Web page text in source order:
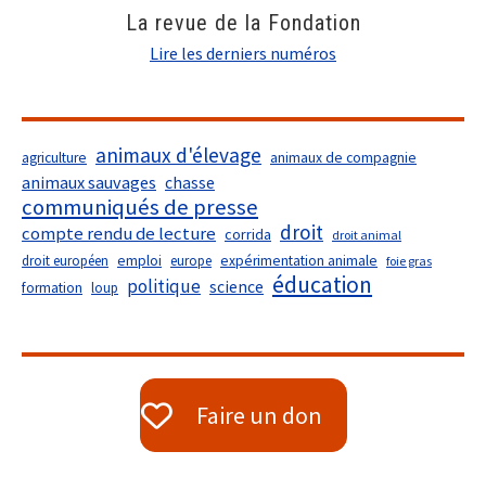
La revue de la Fondation
Lire les derniers numéros
agriculture animaux d'élevage animaux de compagnie
animaux sauvages chasse
communiqués de presse
compte rendu de lecture corrida droit droit animal
droit européen emploi europe expérimentation animale foie gras
formation loup politique science éducation
Faire un don